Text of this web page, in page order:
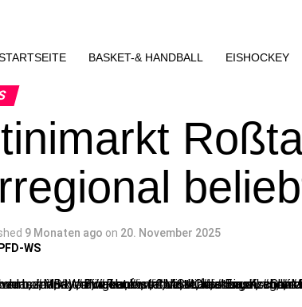
BASKET-& HANDBALL EISHOCKEY
9 Monaten ago on 20. November 2025
WS